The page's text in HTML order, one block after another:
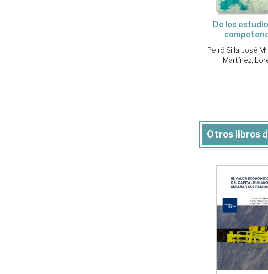
De los
Peiró Silla, José Mª
Martínez,
Otros libros